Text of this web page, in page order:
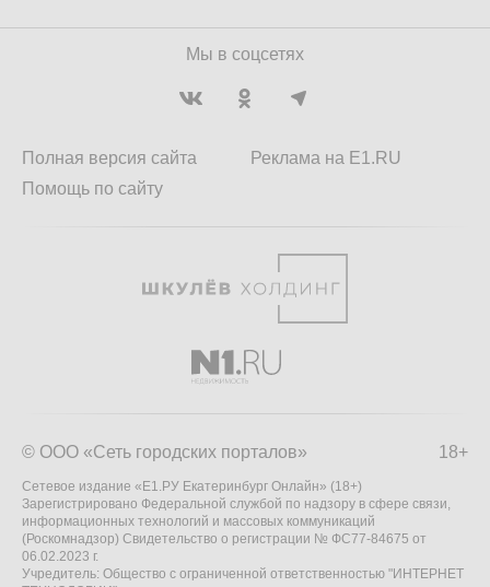
Мы в соцсетях
Полная версия сайта
Помощь по сайту
Реклама на E1.RU
18+
© ООО «Сеть городских порталов»
Сетевое издание «Е1.РУ Екатеринбург Онлайн» (18+)
Зарегистрировано Федеральной службой по надзору в сфере связи,
информационных технологий и массовых коммуникаций
(Роскомнадзор) Свидетельство о регистрации № ФС77-84675 от
06.02.2023 г.
Учредитель: Общество с ограниченной ответственностью "ИНТЕРНЕТ